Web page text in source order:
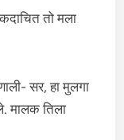
तो मला
सर, हा मुलगा
मालक तिला